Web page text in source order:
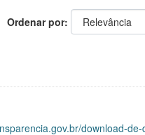
Ordenar por
download-